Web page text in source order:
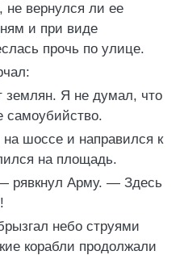
не вернулся ли ее
и при виде
прочь по улице.
землян. Я не думал, что
самоубийство.
шоссе и направился к
на площадь.
рявкнул Арму. — Здесь
небо струями
корабли продолжали